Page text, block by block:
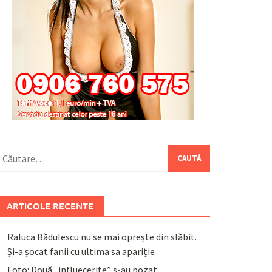
după:
ARTICOLE RECENTE
Raluca Bădulescu nu se mai oprește din slăbit.
Și-a șocat fanii cu ultima sa apariție